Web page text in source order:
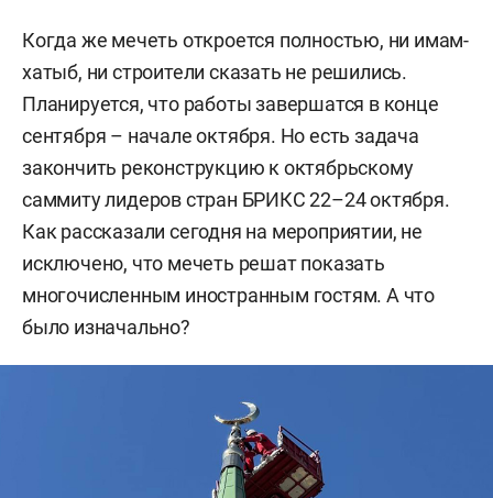
Когда же мечеть откроется полностью, ни имам-
хатыб, ни строители сказать не решились.
Планируется, что работы завершатся в конце
сентября – начале октября. Но есть задача
закончить реконструкцию к октябрьскому
саммиту лидеров стран БРИКС 22–24 октября.
Как рассказали сегодня на мероприятии, не
исключено, что мечеть решат показать
многочисленным иностранным гостям. А что
было изначально?